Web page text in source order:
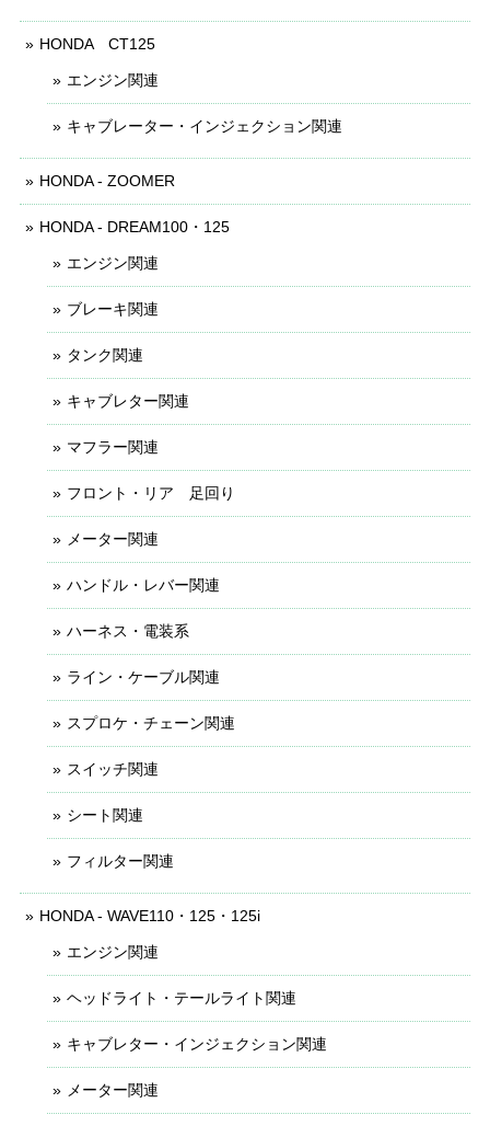
HONDA CT125
エンジン関連
キャブレーター・インジェクション関連
HONDA - ZOOMER
HONDA - DREAM100・125
エンジン関連
ブレーキ関連
タンク関連
キャブレター関連
マフラー関連
フロント・リア 足回り
メーター関連
ハンドル・レバー関連
ハーネス・電装系
ライン・ケーブル関連
スプロケ・チェーン関連
スイッチ関連
シート関連
フィルター関連
HONDA - WAVE110・125・125i
エンジン関連
ヘッドライト・テールライト関連
キャブレター・インジェクション関連
メーター関連